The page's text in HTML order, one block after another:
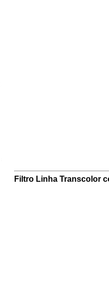
Filtro Linha Transcolor